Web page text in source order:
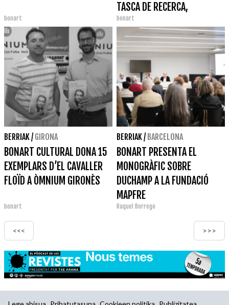
bonart
TASCA DE RECERCA,
COMPRAVENDA I GESTIÓ
bonart
BERRIAK/ GIRONA
BONART CULTURAL DONA 15
EXEMPLARS D’EL CAVALLER
FLOÏD A ÒMNIUM GIRONÈS
bonart
BERRIAK/ BARCELONA
BONART PRESENTA EL
MONOGRÀFIC SOBRE
DUCHAMP A LA FUNDACIÓ
MAPFRE
Raquel Borrego
<<< >>>